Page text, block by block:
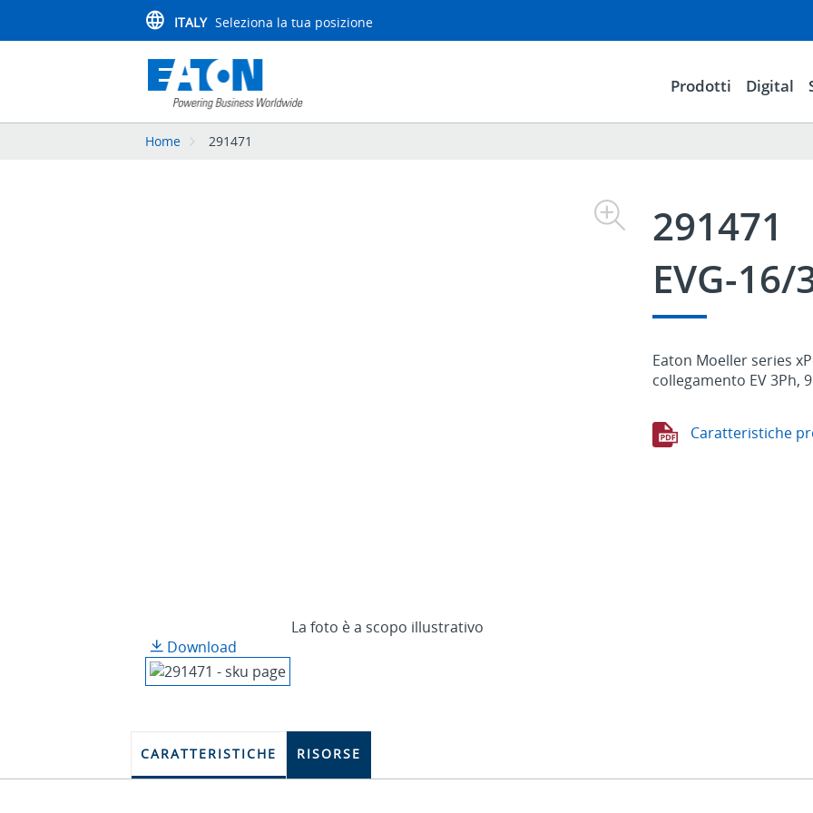
ITALY Seleziona la tua posizione
Prodotti Digital
Home 291471
La foto è a scopo illustrativo
Download
291471
EVG-
Eaton Moeller series
collegamento EV 3Ph, 9
Caratteristiche
CARATTERISTICHE RISORSE